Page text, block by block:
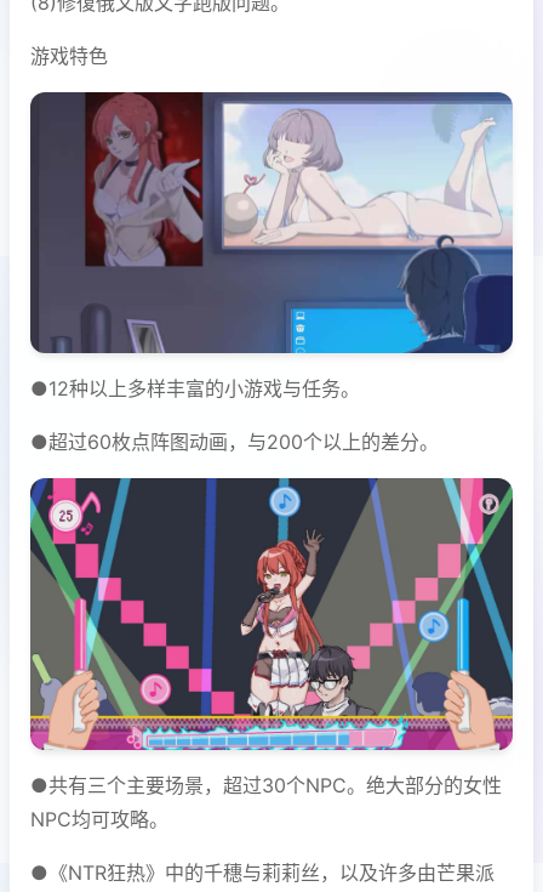
游戏特色
●12种以上多样丰富的小游戏与任务。
●超过60枚点阵图动画，与200个以上的差分。
●共有三个主要场景，超过30个NPC。绝大部分的女性
NPC均可攻略。
●《NTR狂热》中的千穗与莉莉丝，以及许多由芒果派